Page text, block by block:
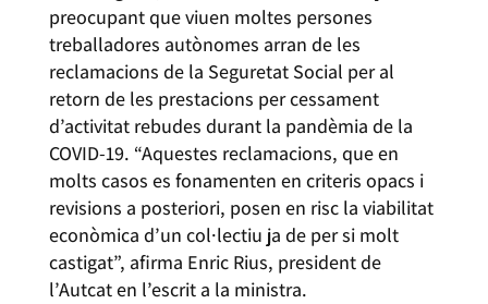
preocupant que viuen moltes persones
treballadores autònomes arran de les
reclamacions de la Seguretat Social per al
retorn de les prestacions per cessament
d’activitat rebudes durant la pandèmia de la
COVID-19. “Aquestes reclamacions, que en
molts casos es fonamenten en criteris opacs i
revisions a posteriori, posen en risc la viabilitat
econòmica d’un col·lectiu ja de per si molt
castigat”, afirma Enric Rius, president de
l’Autcat en l’escrit a la ministra.